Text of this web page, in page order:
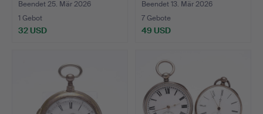
Beendet 25. Mär 2026
1 Gebot
32 USD
Beendet 13. Mär 2026
7 Gebote
49 USD